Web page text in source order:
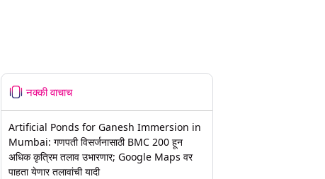
नक्की वाचाच
Artificial Ponds for Ganesh Immersion in
Mumbai: गणपती विसर्जनासाठी BMC 200 हून
अधिक कृत्रिम तलाव उभारणार; Google Maps वर
पाहता येणार तलावांची यादी